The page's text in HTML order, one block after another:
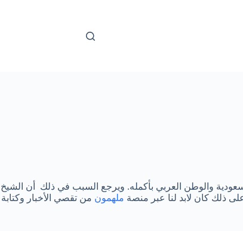
والوطن العربي بأكمله. ويرجع السبب في ذلك أن الشيخ
ذلك كان لابد لنا عبر منصة ملهمون من تقصي الأخبار وكتابة